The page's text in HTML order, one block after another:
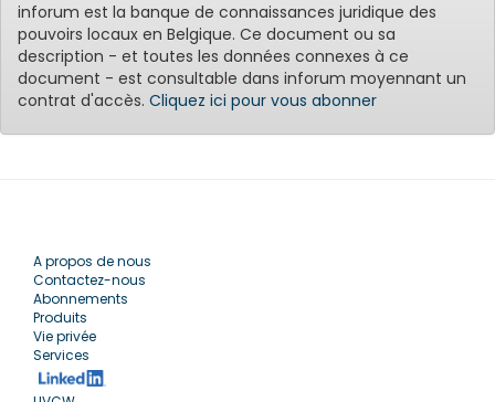
inforum est la banque de connaissances juridique des
pouvoirs locaux en Belgique. Ce document ou sa
description - et toutes les données connexes à ce
document - est consultable dans inforum moyennant un
contrat d'accès. Cliquez ici pour vous abonner
A propos de nous
Contactez-nous
Abonnements
Produits
Vie privée
Services